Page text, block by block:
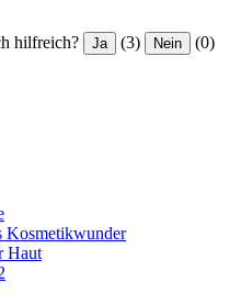
hilfreich? Ja (3) Nein (0)
Kosmetikwunder
Haut